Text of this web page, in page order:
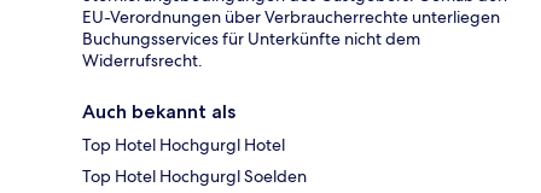
EU-Verordnungen über Verbraucherrechte unterliegen
Buchungsservices für Unterkünfte nicht dem
Widerrufsrecht.
Auch bekannt als
Top Hotel Hochgurgl Hotel
Top Hotel Hochgurgl Soelden